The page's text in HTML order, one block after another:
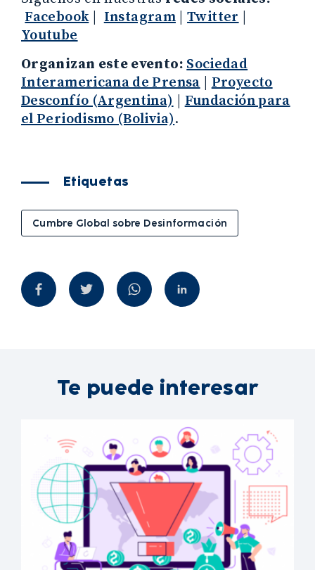
Facebook| Instagram|Twitter
Youtube
Organizan este evento: Sociedad
Interamericana de Prensa
Proyecto
Desconfío (Argentina)
Fundación para
el Periodismo (Bolivia).
Etiquetas
Cumbre Global sobre Desinformación
Te puede interesar